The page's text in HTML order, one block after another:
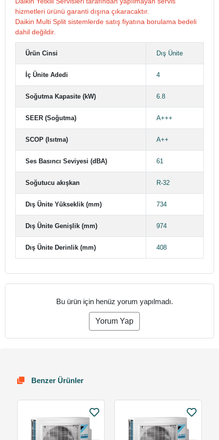
hizmetleri ürünü garanti dışına çıkaracaktır.
Daikin Multi Split sistemlerde satış fiyatına borulama bedeli
dahil değildir.
Ürün Cinsi Dış Ünite
İç Ünite Adedi 4
Soğutma Kapasite (kW) 6.8
SEER (Soğutma) A+++
SCOP (Isıtma) A++
Ses Basıncı Seviyesi (dBA) 61
Soğutucu akışkan R-32
Dış Ünite Yükseklik (mm) 734
Dış Ünite Genişlik (mm) 974
Dış Ünite Derinlik (mm) 408
Bu ürün için henüz yorum yapılmadı.
Yorum Yap
Benzer Ürünler